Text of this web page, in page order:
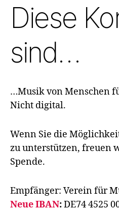
Diese
sind…
…Musik von Menschen
Nicht digital.
Wenn Sie die
zu unterstützen, freuen
Spende.
Empfänger: Verein für
Neue IBAN:DE74 4525